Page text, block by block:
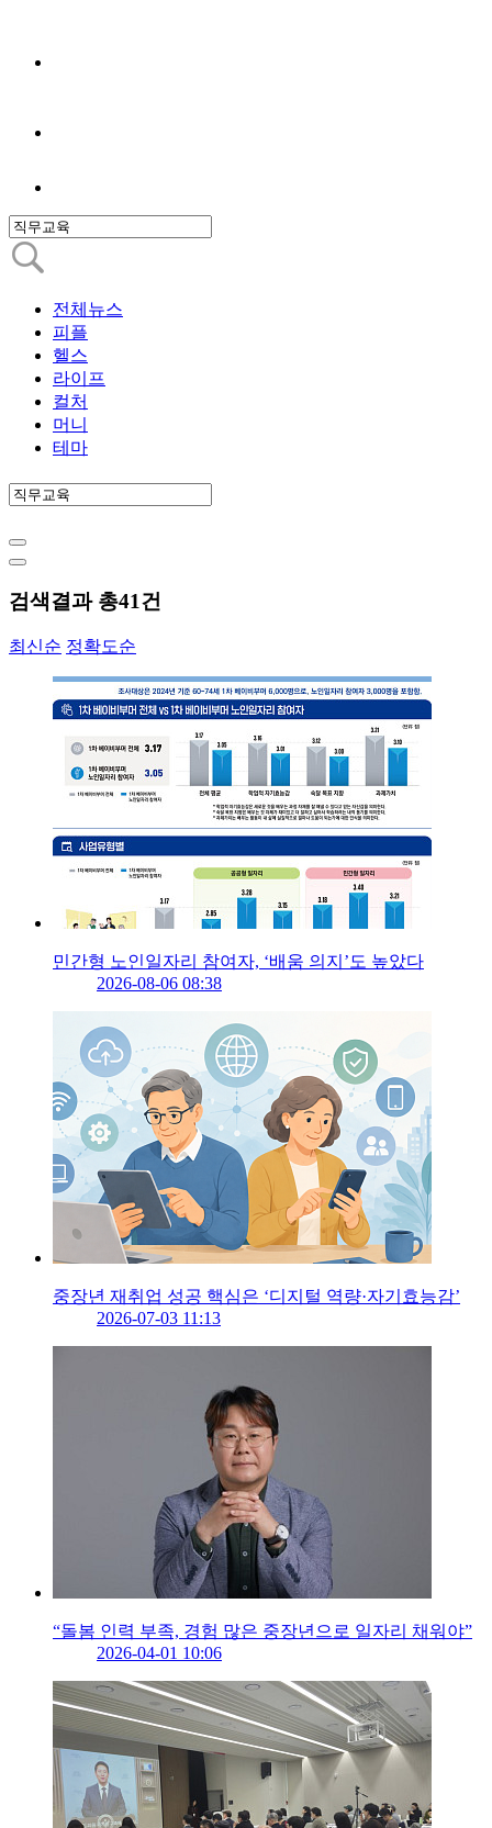
전체뉴스
피플
헬스
라이프
컬처
머니
테마
검색결과 총41건
최신순 정확도순
민간형 노인일자리 참여자, ‘배움 의지’도 높았다
2026-08-06 08:38
중장년 재취업 성공 핵심은 ‘디지털 역량·자기효능감’
2026-07-03 11:13
“돌봄 인력 부족, 경험 많은 중장년으로 일자리 채워야”
2026-04-01 10:06